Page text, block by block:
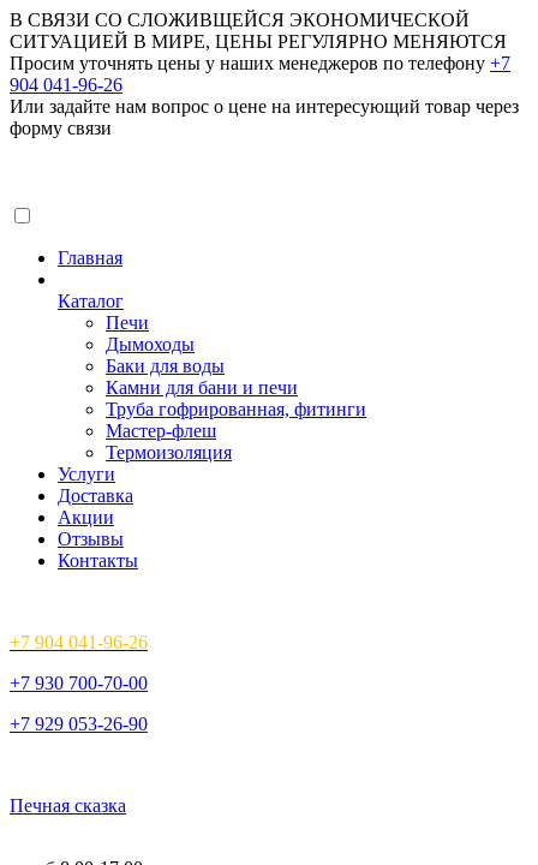
В СВЯЗИ СО СЛОЖИВЩЕЙСЯ ЭКОНОМИЧЕСКОЙ
СИТУАЦИЕЙ В МИРЕ, ЦЕНЫ РЕГУЛЯРНО МЕНЯЮТСЯ
Просим уточнять цены у наших менеджеров по телефону +7
904 041-96-26
Или задайте нам вопрос о цене на интересующий товар через
форму связи
Главная
Каталог
Печи
Дымоходы
Баки для воды
Камни для бани и печи
Труба гофрированная, фитинги
Мастер-флеш
Термоизоляция
Услуги
Доставка
Акции
Отзывы
Контакты
+7 904 041-96-26
+7 930 700-70-00
+7 929 053-26-90
Печная сказка